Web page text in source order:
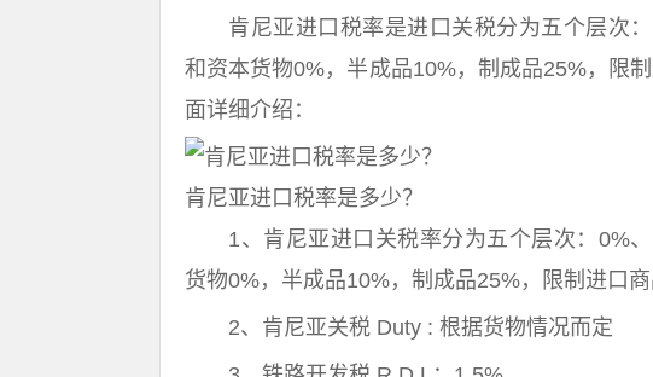
肯尼亚进口税率是进口关税分为五个层次
和资本货物0%，半成品10%，制成品25%，限
面详细介绍：
肯尼亚进口税率是多少？
1、肯尼亚进口关税率分为五个层次：0%
货物0%，半成品10%，制成品25%，限制进口
2、肯尼亚关税 Duty : 根据货物情况而定